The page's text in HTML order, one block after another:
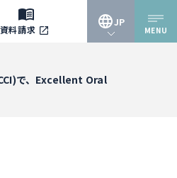
資料請求
JP
EN
MENU
で、Excellent Oral